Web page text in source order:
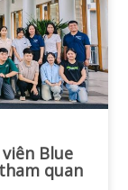
Blue
quan